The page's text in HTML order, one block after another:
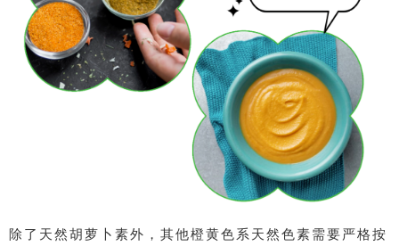
除了天然胡萝卜素外，其他橙黄色系天然色素需要严格按